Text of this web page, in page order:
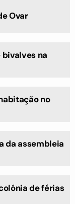
Ovar
na
no
da assembleia
de férias